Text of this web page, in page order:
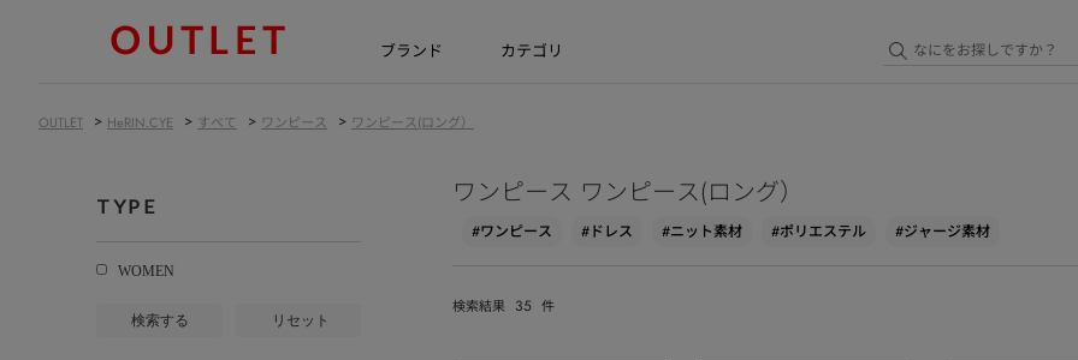
ブランド カテゴリ
OUTLET > HeRIN.CYE > すべて > ワンピース > ワンピース(ロング）
TYPE
WOMEN
検索する リセット
ワンピース ワンピース(ロング）
#ワンピース #ドレス #ニット素材 #ポリエステル #ジャージ素材
検索結果 35 件